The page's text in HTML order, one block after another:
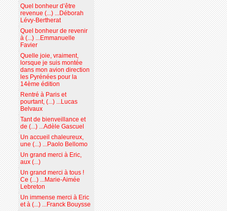
Quel bonheur d’être
revenue (...) ...Déborah
Lévy-Bertherat
Quel bonheur de revenir
à (...) ...Emmanuelle
Favier
Quelle joie, vraiment,
lorsque je suis montée
dans mon avion direction
les Pyrénées pour la
14ème édition
Rentré à Paris et
pourtant, (...) ...Lucas
Belvaux
Tant de bienveillance et
de (...) ...Adèle Gascuel
Un accueil chaleureux,
une (...) ...Paolo Bellomo
Un grand merci à Eric,
aux (...)
Un grand merci à tous !
Ce (...) ...Marie-Aimée
Lebreton
Un immense merci à Eric
et à (...) ...Franck Bouysse